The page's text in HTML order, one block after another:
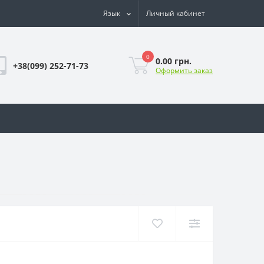
Язык Личный кабинет
+38(099) 252-71-73
0 0.00 грн.
Оформить заказ